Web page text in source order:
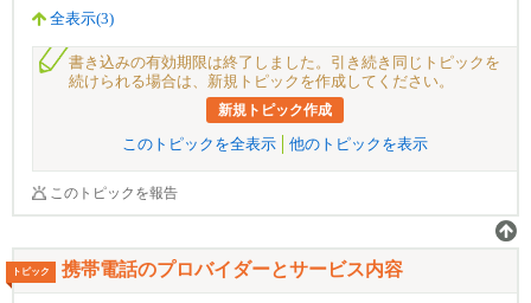
全表示(3)
書き込みの有効期限は終了しました。引き続き同じトピックを
続けられる場合は、新規トピックを作成してください。
新規トピック作成
このトピックを全表示 他のトピックを表示
このトピックを報告
トピック 携帯電話のプロバイダーとサービス内容